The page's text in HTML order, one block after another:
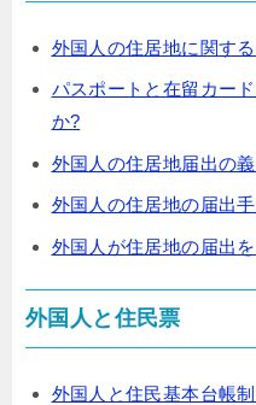
外国人の住居地に関す
パスポートと在留カー
か?
外国人の住居地届出の
外国人の住居地の届出
外国人が住居地の届出
外国人と住民票
外国人と住民基本台帳